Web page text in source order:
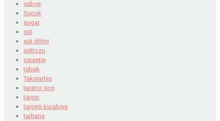
sübye
Sucuk
sugar
süt
süt dilimi
süttozu
sweetie
tabak
Taksiarhis
tarator sos
tarçın
tarçınlı kurabiye
tarhana